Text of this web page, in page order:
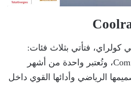
كولراي، فتأتي بثلاث فئات:
Comfort – Premium – Sport، وتُعتبر واحدة من أشهر
الرياضي وأدائها القوي داخل